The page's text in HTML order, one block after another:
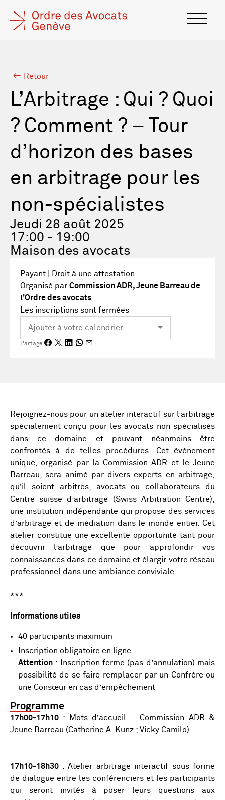
Retour
L’Arbitrage : Qui ? Quoi
? Comment ? – Tour
d’horizon des bases
en arbitrage pour les
non-spécialistes
Jeudi 28 août 2025
17:00 - 19:00
Maison des avocats
Payant | Droit à une attestation
Organisé par Commission ADR, Jeune Barreau de
l'Ordre des avocats
Les inscriptions sont fermées
Partage
Rejoignez-nous pour un atelier interactif sur l’arbitrage
spécialement conçu pour les avocats non spécialisés
dans ce domaine et pouvant néanmoins être
confrontés à de telles procédures. Cet événement
unique, organisé par la Commission ADR et le Jeune
Barreau, sera animé par divers experts en arbitrage,
qu’il soient arbitres, avocats ou collaborateurs du
Centre suisse d’arbitrage (Swiss Arbitration Centre),
une institution indépendante qui propose des services
d’arbitrage et de médiation dans le monde entier. Cet
atelier constitue une excellente opportunité tant pour
découvrir l’arbitrage que pour approfondir vos
connaissances dans ce domaine et élargir votre réseau
professionnel dans une ambiance conviviale.
***
Informations utiles
40 participants maximum
Inscription obligatoire en ligne
Attention : Inscription ferme (pas d’annulation) mais
possibilité de se faire remplacer par un Confrère ou
une Consœur en cas d’empêchement
Programme
17h00-17h10 : Mots d’accueil – Commission ADR &
Jeune Barreau (Catherine A. Kunz ; Vicky Camilo)
17h10-18h30 : Atelier arbitrage interactif sous forme
de dialogue entre les conférenciers et les participants
qui seront invités à poser leurs questions aux